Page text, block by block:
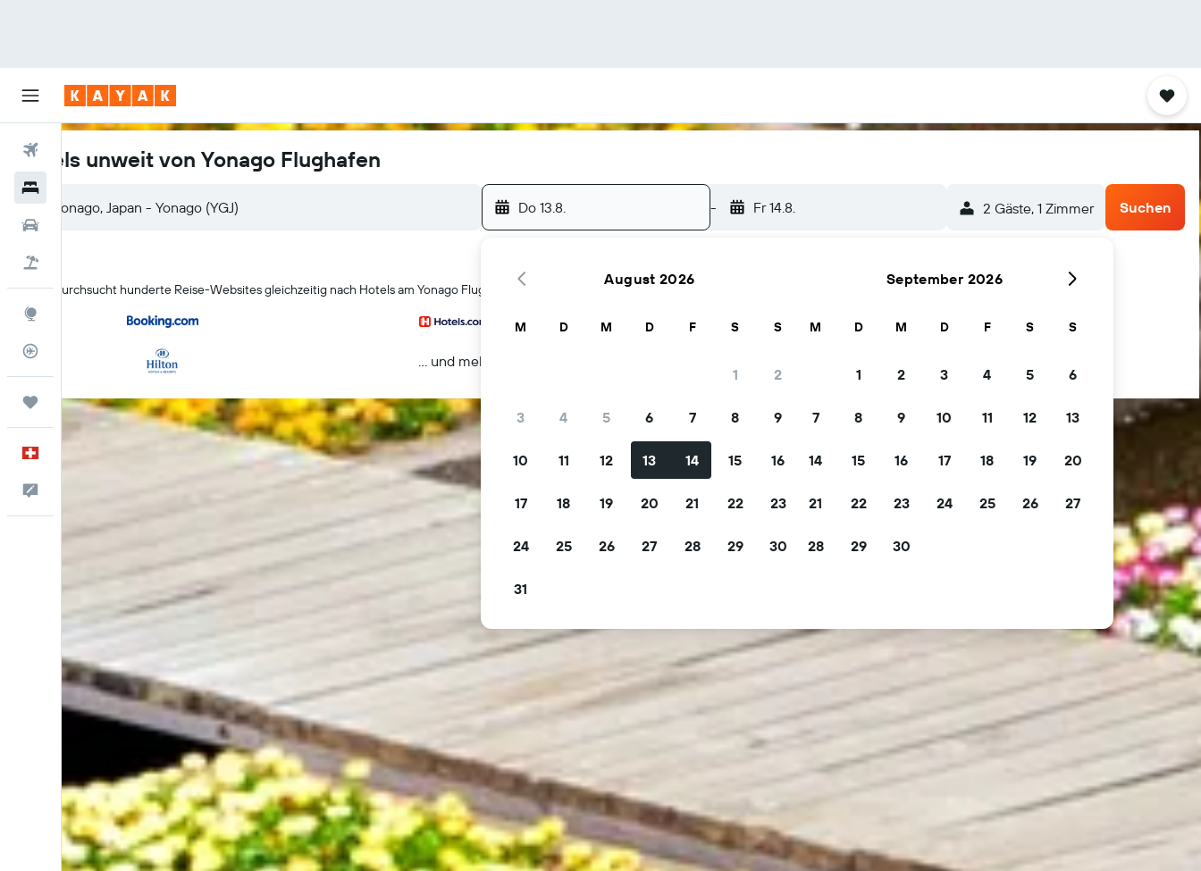
Flüge
Trips
Hotels unweit von Yonago Flughafen
Do 13.8. - Fr 14.8. 2 Gäste, 1 Zimmer Suchen
KAYAK durchsucht hunderte Reise-Websites gleichzeitig nach Hotels am Yonago Flughafen
… und mehr
August 2026
M D M D F S S
1 2
3 4 5 6 7 8 9
10 11 12 13 14 15 16
17 18 19 20 21 22 23
24 25 26 27 28 29 30
31
September 2026
M D M D F S S
1 2 3 4 5 6
7 8 9 10 11 12 13
14 15 16 17 18 19 20
21 22 23 24 25 26 27
28 29 30